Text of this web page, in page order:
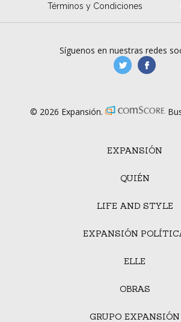
Términos y Condiciones
EXPANSIÓN
QUIÉN
LIFE AND STYLE
EXPANSIÓN
ELLE
OBRAS
GRUPO EXPANSIÓN
Síguenos en nuestras redes
© 2026 Expansión.